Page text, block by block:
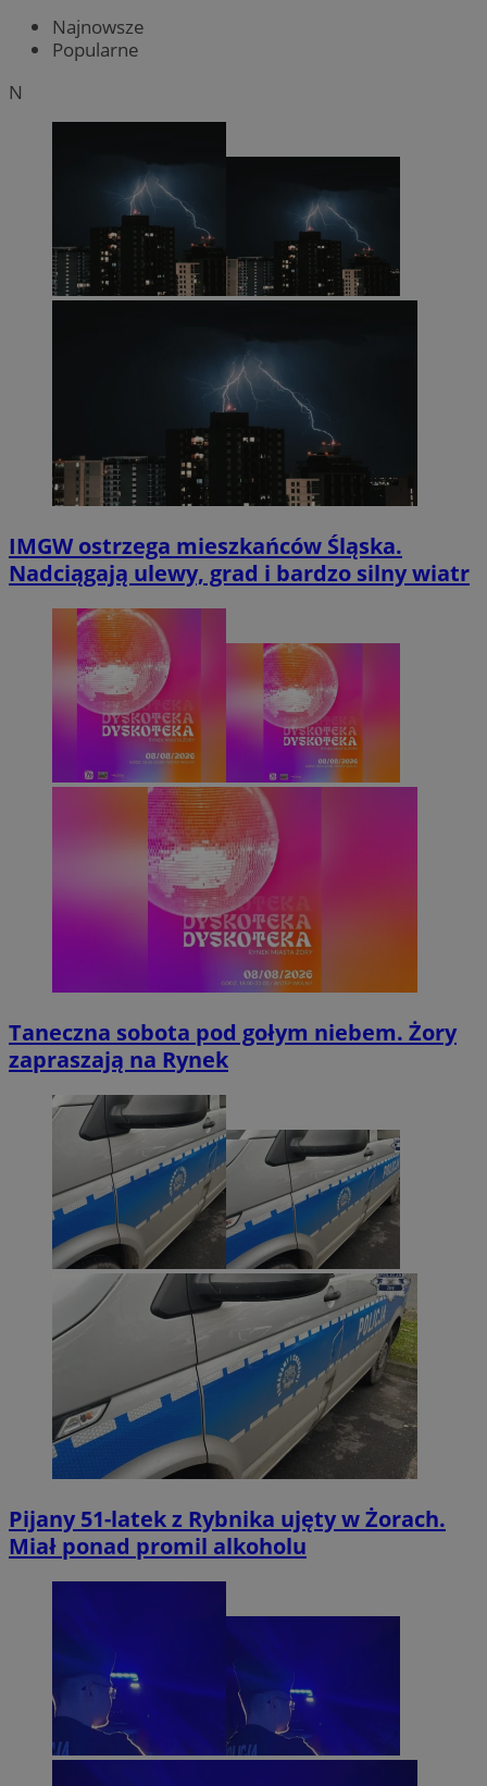
Najnowsze
Popularne
N
IMGW ostrzega mieszkańców Śląska.
Nadciągają ulewy, grad i bardzo silny wiatr
Taneczna sobota pod gołym niebem. Żory
zapraszają na Rynek
Pijany 51-latek z Rybnika ujęty w Żorach.
Miał ponad promil alkoholu